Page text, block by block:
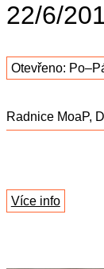
22/6/
Otevřeno:
Radnice MoaP,
Více info